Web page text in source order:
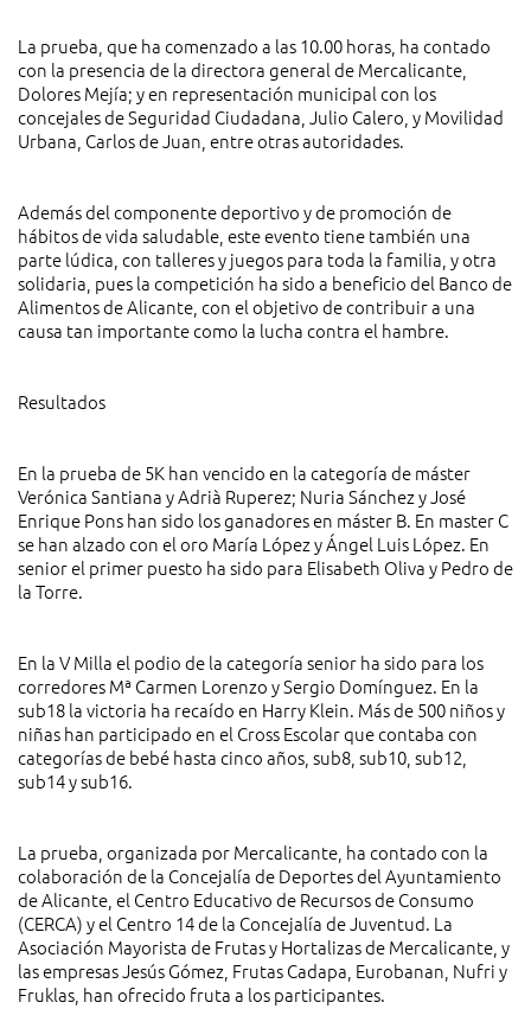
La prueba, que ha comenzado a las 10.00 horas, ha contado
con la presencia de la directora general de Mercalicante,
Dolores Mejía; y en representación municipal con los
concejales de Seguridad Ciudadana, Julio Calero, y Movilidad
Urbana, Carlos de Juan, entre otras autoridades.
Además del componente deportivo y de promoción de
hábitos de vida saludable, este evento tiene también una
parte lúdica, con talleres y juegos para toda la familia, y otra
solidaria, pues la competición ha sido a beneficio del Banco de
Alimentos de Alicante, con el objetivo de contribuir a una
causa tan importante como la lucha contra el hambre.
Resultados
En la prueba de 5K han vencido en la categoría de máster
Verónica Santiana y Adrià Ruperez; Nuria Sánchez y José
Enrique Pons han sido los ganadores en máster B. En master C
se han alzado con el oro María López y Ángel Luis López. En
senior el primer puesto ha sido para Elisabeth Oliva y Pedro de
la Torre.
En la V Milla el podio de la categoría senior ha sido para los
corredores Mª Carmen Lorenzo y Sergio Domínguez. En la
sub18 la victoria ha recaído en Harry Klein. Más de 500 niños y
niñas han participado en el Cross Escolar que contaba con
categorías de bebé hasta cinco años, sub8, sub10, sub12,
sub14 y sub16.
La prueba, organizada por Mercalicante, ha contado con la
colaboración de la Concejalía de Deportes del Ayuntamiento
de Alicante, el Centro Educativo de Recursos de Consumo
(CERCA) y el Centro 14 de la Concejalía de Juventud. La
Asociación Mayorista de Frutas y Hortalizas de Mercalicante, y
las empresas Jesús Gómez, Frutas Cadapa, Eurobanan, Nufri y
Fruklas, han ofrecido fruta a los participantes.